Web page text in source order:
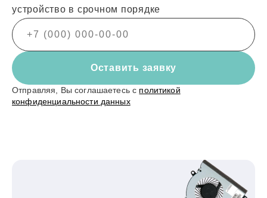
устройство в срочном порядке
Оставить заявку
Отправляя, Вы соглашаетесь с политикой
конфиденциальности данных